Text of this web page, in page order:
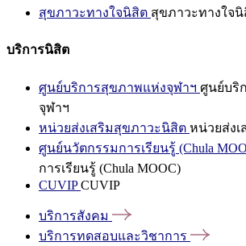
สุขภาวะทางใจนิสิต สุขภาวะทางใจ
บริการนิสิต
ศูนย์บริการสุขภาพแห่งจุฬาฯ ศูนย์บริ
จุฬาฯ
หน่วยส่งเสริมสุขภาวะนิสิต หน่วยส่ง
ศูนย์นวัตกรรมการเรียนรู้ (Chula
การเรียนรู้ (Chula MOOC)
CUVIPCUVIP
บริการสังคม
บริการทดสอบและวิชาการ